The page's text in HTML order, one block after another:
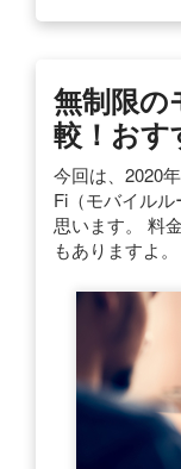
無制限
較！お
今回は、2020
Fi（モバイル
思います。 料
もありますよ。